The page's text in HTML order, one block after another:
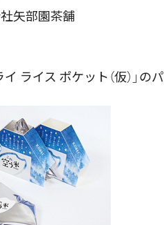
社矢部園茶舗
ライス ポケット（仮）」のパ